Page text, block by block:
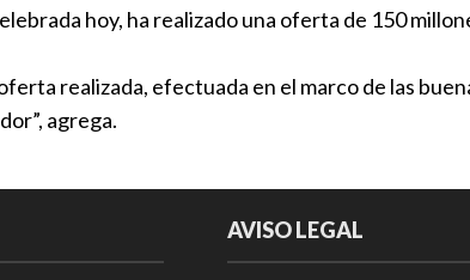
Leagues Cup
medalla de Oro en
hoy, ha realizado una oferta de 150
realizada, efectuada en el marco de las
agrega.
AVISO LEGAL